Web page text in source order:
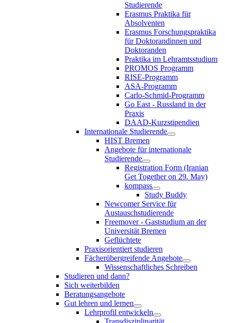
Studierende
Erasmus Praktika für
Absolventen
Erasmus Forschungspraktika
für Doktorandinnen und
Doktoranden
Praktika im Lehramtsstudium
PROMOS Programm
RISE-Programm
ASA-Programm
Carlo-Schmid-Programm
Go East - Russland in der
Praxis
DAAD-Kurzstipendien
Internationale Studierende
HIST Bremen
Angebote für internationale
Studierende
Registration Form (Iranian
Get Together on 29. May)
kompass
Study Buddy
Newcomer Service für
Austauschstudierende
Freemover - Gaststudium an der
Universität Bremen
Geflüchtete
Praxisorientiert studieren
Fächerübergreifende Angebote
Wissenschaftliches Schreiben
Studieren und dann?
Sich weiterbilden
Beratungsangebote
Gut lehren und lernen
Lehrprofil entwickeln
Transdisziplinarität